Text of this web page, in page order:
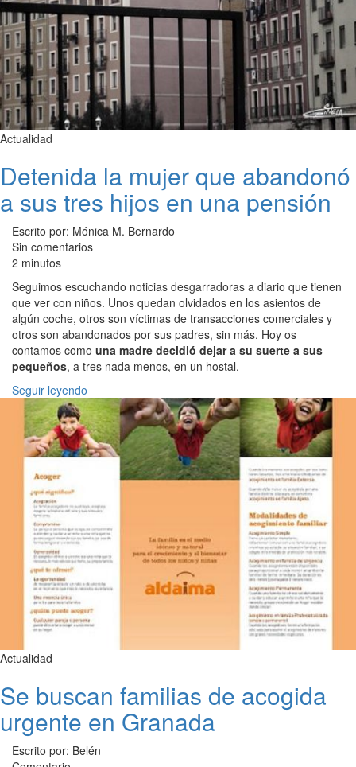
Actualidad
Detenida la mujer que abandonó
a sus tres hijos en una pensión
Escrito por: Mónica M. Bernardo
Sin comentarios
2 minutos
Seguimos escuchando noticias desgarradoras a diario que tienen
que ver con niños. Unos quedan olvidados en los asientos de
algún coche, otros son víctimas de transacciones comerciales y
otros son abandonados por sus padres, sin más. Hoy os
contamos como una madre decidió dejar a su suerte a sus
pequeños, a tres nada menos, en un hostal.
Seguir leyendo
Actualidad
Se buscan familias de acogida
urgente en Granada
Escrito por: Belén